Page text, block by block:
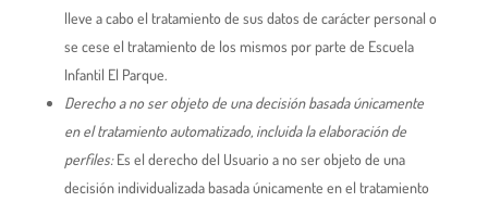
lleve a cabo el tratamiento de sus datos de carácter personal o
se cese el tratamiento de los mismos por parte de Escuela
Infantil El Parque.
Derecho a no ser objeto de una decisión basada únicamente
en el tratamiento automatizado, incluida la elaboración de
perfiles:Es el derecho del Usuario a no ser objeto de una
decisión individualizada basada únicamente en el tratamiento